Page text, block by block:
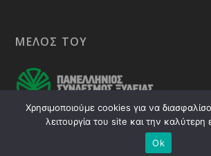
ΜΕΛΟΣ ΤΟΥ
© 2026 Powered by
Χρησιμοποιούμε cookies για να
λειτουργία του site και την καλύτερη
Ok